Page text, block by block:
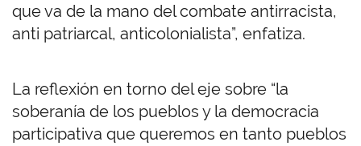
que va de la mano del combate antirracista,
anti patriarcal, anticolonialista”, enfatiza.
La reflexión en torno del eje sobre “la
soberanía de los pueblos y la democracia
participativa que queremos en tanto pueblos